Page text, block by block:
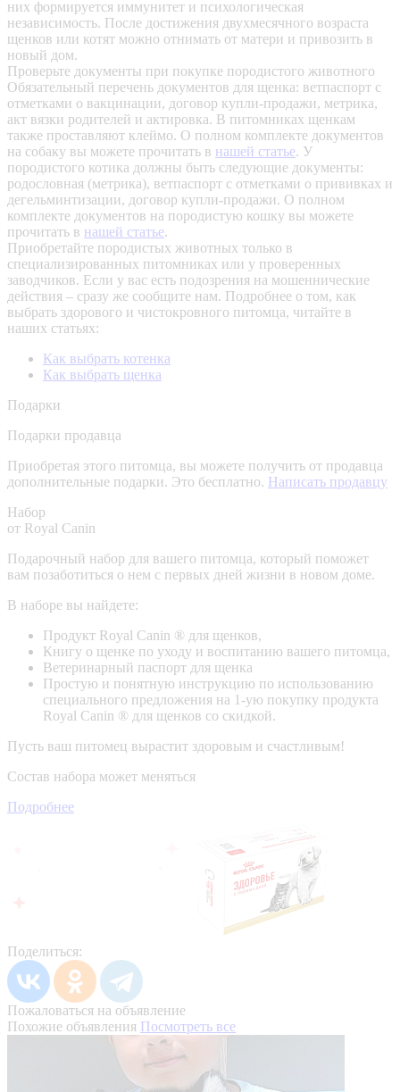
них формируется иммунитет и психологическая
независимость. После достижения двухмесячного возраста
щенков или котят можно отнимать от матери и привозить в
новый дом.
Проверьте документы при покупке породистого животного
Обязательный перечень документов для щенка: ветпаспорт с
отметками о вакцинации, договор купли-продажи, метрика,
акт вязки родителей и актировка. В питомниках щенкам
также проставляют клеймо. О полном комплекте документов
на собаку вы можете прочитать в нашей статье. У
породистого котика должны быть следующие документы:
родословная (метрика), ветпаспорт с отметками о прививках и
дегельминтизации, договор купли-продажи. О полном
комплекте документов на породистую кошку вы можете
прочитать в нашей статье.
Приобретайте породистых животных только в
специализированных питомниках или у проверенных
заводчиков. Если у вас есть подозрения на мошеннические
действия – сразу же сообщите нам. Подробнее о том, как
выбрать здорового и чистокровного питомца, читайте в
наших статьях:
Как выбрать котенка
Как выбрать щенка
Подарки
Подарки продавца
Приобретая этого питомца, вы можете получить от продавца
дополнительные подарки. Это бесплатно. Написать продавцу
Набор
от Royal Canin
Подарочный набор для вашего питомца, который поможет
вам позаботиться о нем с первых дней жизни в новом доме.
В наборе вы найдете:
Продукт Royal Canin ® для щенков,
Книгу о щенке по уходу и воспитанию вашего питомца,
Ветеринарный паспорт для щенка
Простую и понятную инструкцию по использованию
специального предложения на 1-ую покупку продукта
Royal Canin ® для щенков со скидкой.
Пусть ваш питомец вырастит здоровым и счастливым!
Состав набора может меняться
Подробнее
Поделиться:
Пожаловаться на объявление
Похожие объявления Посмотреть все